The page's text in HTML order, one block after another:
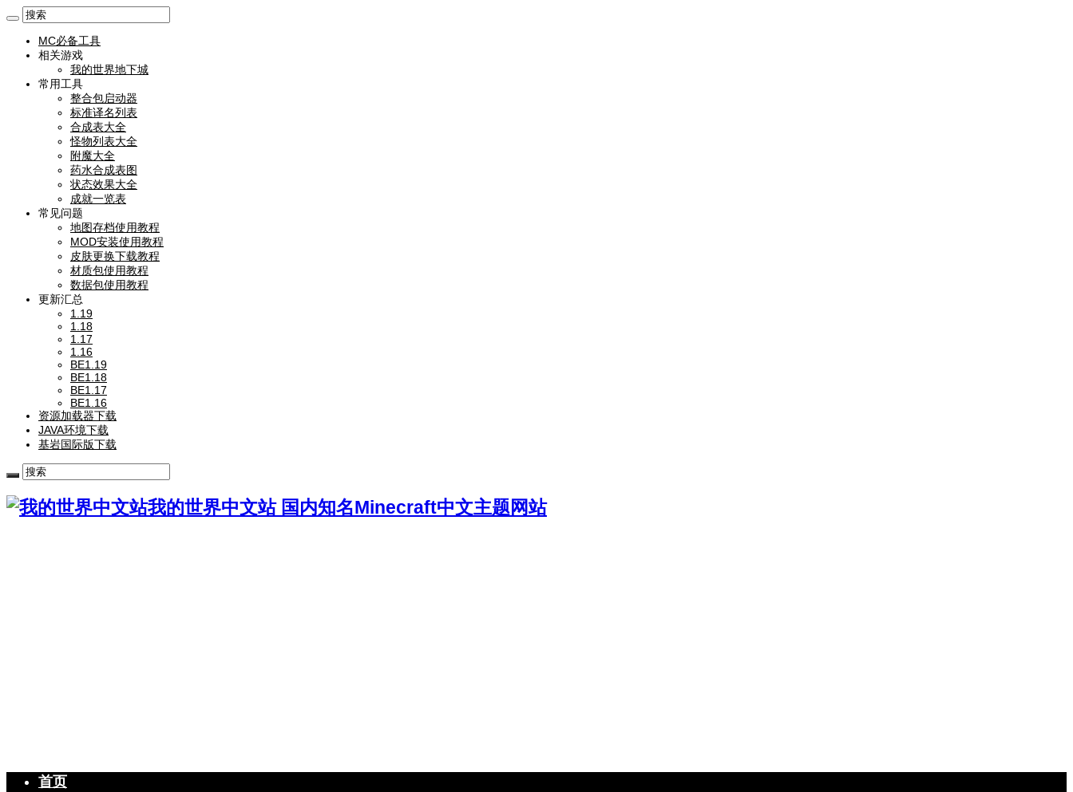
MC必备工具
相关游戏
我的世界地下城
常用工具
整合包启动器
标准译名列表
合成表大全
怪物列表大全
附魔大全
药水合成表图
状态效果大全
成就一览表
常见问题
地图存档使用教程
MOD安装使用教程
皮肤更换下载教程
材质包使用教程
数据包使用教程
更新汇总
1.19
1.18
1.17
1.16
BE1.19
BE1.18
BE1.17
BE1.16
资源加载器下载
JAVA环境下载
基岩国际版下载
我的世界中文站 国内知名Minecraft中文主题网站
首页